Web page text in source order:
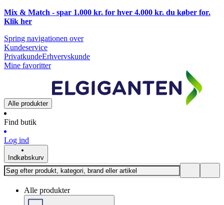
Mix & Match - spar 1.000 kr. for hver 4.000 kr. du køber for.
Klik her
Spring navigationen over
Kundeservice
PrivatkundeErhvervskunde
Mine favoritter
Alle produkter
Find butik
Log ind
Indkøbskurv
Alle produkter